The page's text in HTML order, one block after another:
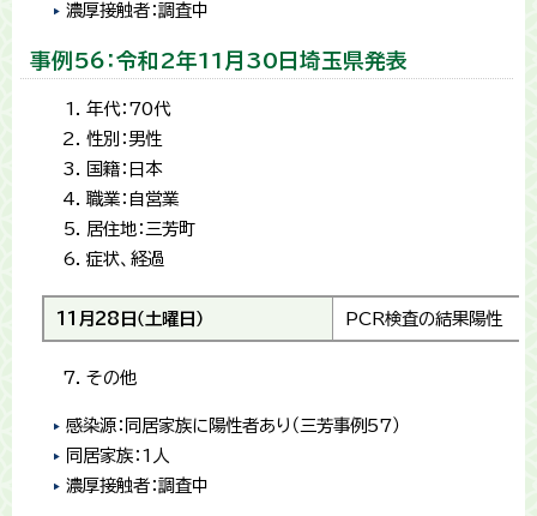
濃厚接触者：調査中
事例56：令和2年11月30日埼玉県発表
年代：70代
性別：男性
国籍：日本
職業：自営業
居住地：三芳町
症状、経過
11月28日（土曜日） PCR検査の結果陽性
その他
感染源：同居家族に陽性者あり（三芳事例57）
同居家族：1人
濃厚接触者：調査中